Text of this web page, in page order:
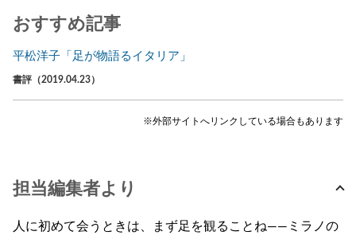
おすすめ記事
平松洋子「足が物語るイタリア」
書評（2019.04.23）
※外部サイトへリンクしている場合もあります
担当編集者より
人に初めて会うときは、まず足を観ることね――ミラノの